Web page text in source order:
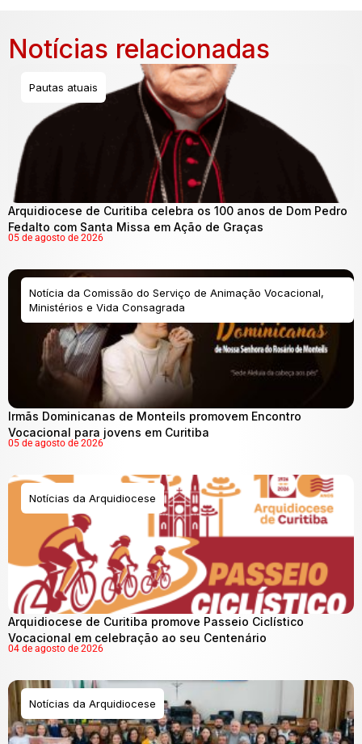
Notícias relacionadas
Pautas atuais
Arquidiocese de Curitiba celebra os 100 anos de Dom Pedro
Fedalto com Santa Missa em Ação de Graças
05 de agosto de 2026
Notícia da Comissão do Serviço de Animação Vocacional,
Ministérios e Vida Consagrada
Irmãs Dominicanas de Monteils promovem Encontro
Vocacional para jovens em Curitiba
05 de agosto de 2026
Notícias da Arquidiocese
Arquidiocese de Curitiba promove Passeio Ciclístico
Vocacional em celebração ao seu Centenário
04 de agosto de 2026
Notícias da Arquidiocese